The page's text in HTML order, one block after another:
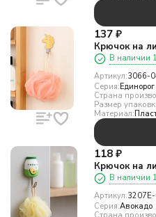
137 ₽
Крючок на
В наличии
Артикул:3066-
Серия:Единорог
Страна
Размер
Материал:
118 ₽
Крючок на
В наличии
Артикул:
Серия:Авокадо